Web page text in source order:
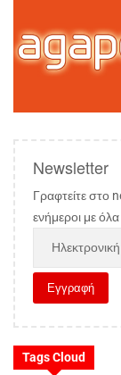
Newsletter
Γραφτείτε στο
ενήμεροι με
Tags Cloud